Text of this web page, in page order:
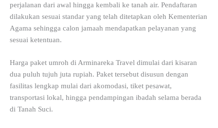
perjalanan dari awal hingga kembali ke tanah air. Pendaftaran
dilakukan sesuai standar yang telah ditetapkan oleh Kementerian
Agama sehingga calon jamaah mendapatkan pelayanan yang
sesuai ketentuan.
Harga paket umroh di Arminareka Travel dimulai dari kisaran
dua puluh tujuh juta rupiah. Paket tersebut disusun dengan
fasilitas lengkap mulai dari akomodasi, tiket pesawat,
transportasi lokal, hingga pendampingan ibadah selama berada
di Tanah Suci.